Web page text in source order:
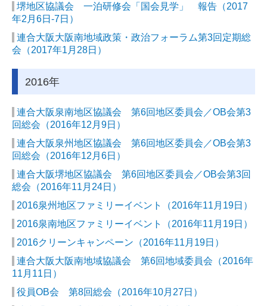
堺地区協議会 一泊研修会「国会見学」 報告（2017
年2月6日-7日）
連合大阪大阪南地域政策・政治フォーラム第3回定期総
会（2017年1月28日）
2016年
連合大阪泉南地区協議会 第6回地区委員会／OB会第3
回総会（2016年12月9日）
連合大阪泉州地区協議会 第6回地区委員会／OB会第3
回総会（2016年12月6日）
連合大阪堺地区協議会 第6回地区委員会／OB会第3回
総会（2016年11月24日）
2016泉州地区ファミリーイベント（2016年11月19日）
2016泉南地区ファミリーイベント（2016年11月19日）
2016クリーンキャンペーン（2016年11月19日）
連合大阪大阪南地域協議会 第6回地域委員会（2016年
11月11日）
役員OB会 第8回総会（2016年10月27日）